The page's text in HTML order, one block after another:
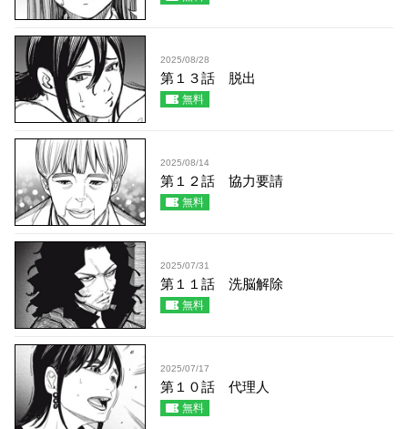
2025/08/28
第１３話 脱出
無料
2025/08/14
第１２話 協力要請
無料
2025/07/31
第１１話 洗脳解除
無料
2025/07/17
第１０話 代理人
無料